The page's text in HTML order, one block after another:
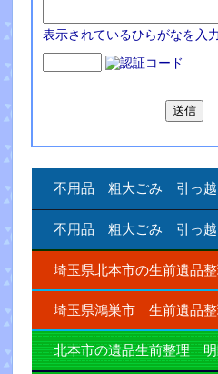
表示されているひらがなを入
不用品 粗大ごみ 引っ
不用品 粗大ごみ 引っ
埼玉県北本市の生前遺品
埼玉県鴻巣市 生前遺品
北本市の遺品生前整理